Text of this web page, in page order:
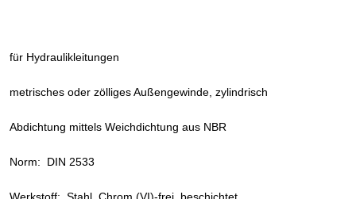
für Hydraulikleitungen
metrisches oder zölliges Außengewinde, zylindrisch
Abdichtung mittels Weichdichtung aus NBR
Norm: DIN 2533
Werkstoff: Stahl, Chrom (VI)-frei, beschichtet